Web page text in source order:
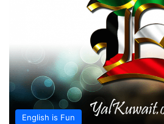
English is Fun